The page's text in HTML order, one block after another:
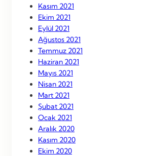
Kasım 2021
Ekim 2021
Eylül 2021
Ağustos 2021
Temmuz 2021
Haziran 2021
Mayıs 2021
Nisan 2021
Mart 2021
Şubat 2021
Ocak 2021
Aralık 2020
Kasım 2020
Ekim 2020